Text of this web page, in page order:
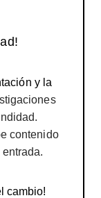
y la
contenido
cambio!